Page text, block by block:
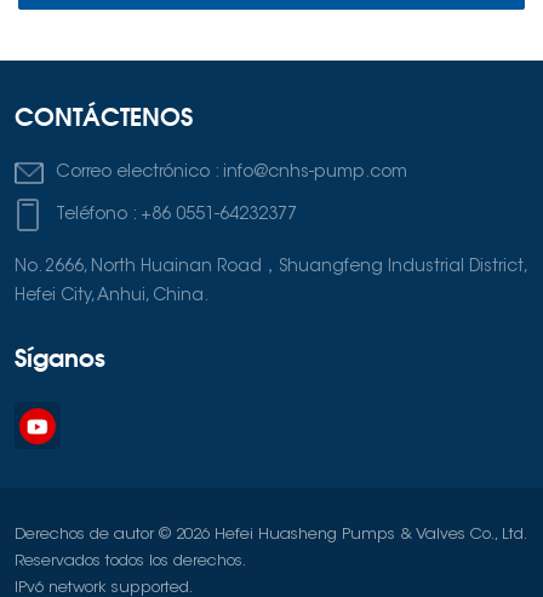
CONTÁCTENOS
Correo electrónico : info@cnhs-pump.com
Teléfono : +86 0551-64232377
No. 2666, North Huainan Road，Shuangfeng Industrial District,
Hefei City, Anhui, China.
Síganos
Derechos de autor © 2026 Hefei Huasheng Pumps & Valves Co., Ltd.
Reservados todos los derechos.
IPv6 network supported.